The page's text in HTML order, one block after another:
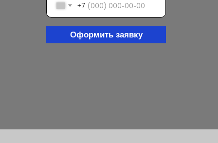
+7
Оформить заявку